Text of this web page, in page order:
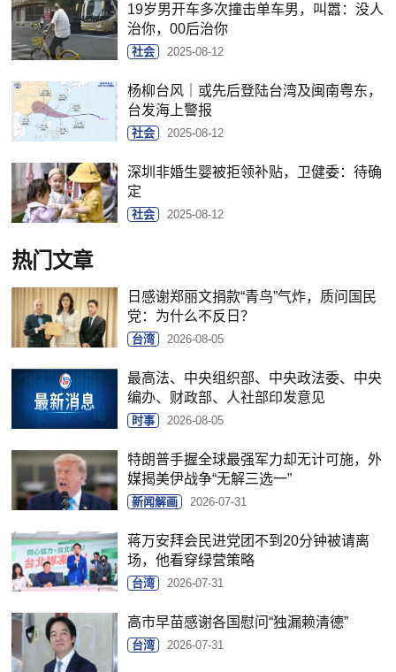
19岁男开车多次撞击单车男，叫嚣：没人
治你，00后治你
社会 2025-08-12
杨柳台风｜或先后登陆台湾及闽南粤东，
台发海上警报
社会 2025-08-12
深圳非婚生婴被拒领补贴，卫健委：待确
定
社会 2025-08-12
热门文章
日感谢郑丽文捐款“青鸟”气炸，质问国民
党：为什么不反日？
台湾 2026-08-05
最高法、中央组织部、中央政法委、中央
编办、财政部、人社部印发意见
时事 2026-08-05
特朗普手握全球最强军力却无计可施，外
媒揭美伊战争“无解三选一”
新闻解画 2026-07-31
蒋万安拜会民进党团不到20分钟被请离
场，他看穿绿营策略
台湾 2026-07-31
高市早苗感谢各国慰问“独漏赖清德”
台湾 2026-07-31